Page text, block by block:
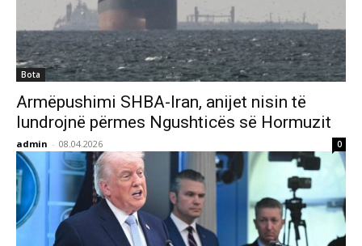
Bota
Armëpushimi SHBA-Iran, anijet nisin të
lundrojnë përmes Ngushticës së Hormuzit
admin - 08.04.2026 0